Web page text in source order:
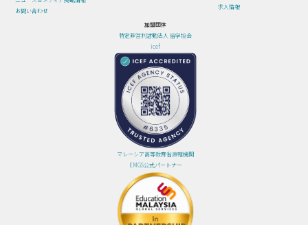
お問い合わせ
求人情報
加盟団体
特定非営利活動法人 留学協会
icef
マレーシア高等教育省直轄機関
EMGS公式パートナー